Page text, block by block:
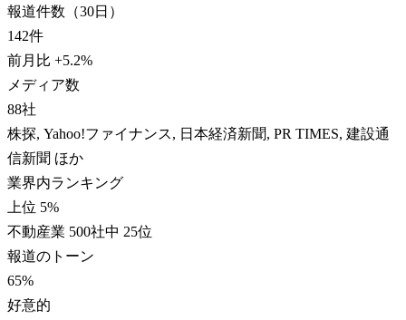
報道件数（30日）
142件
前月比 +5.2%
メディア数
88社
株探, Yahoo!ファイナンス, 日本経済新聞, PR TIMES, 建設通
信新聞 ほか
業界内ランキング
上位 5%
不動産業 500社中 25位
報道のトーン
65%
好意的